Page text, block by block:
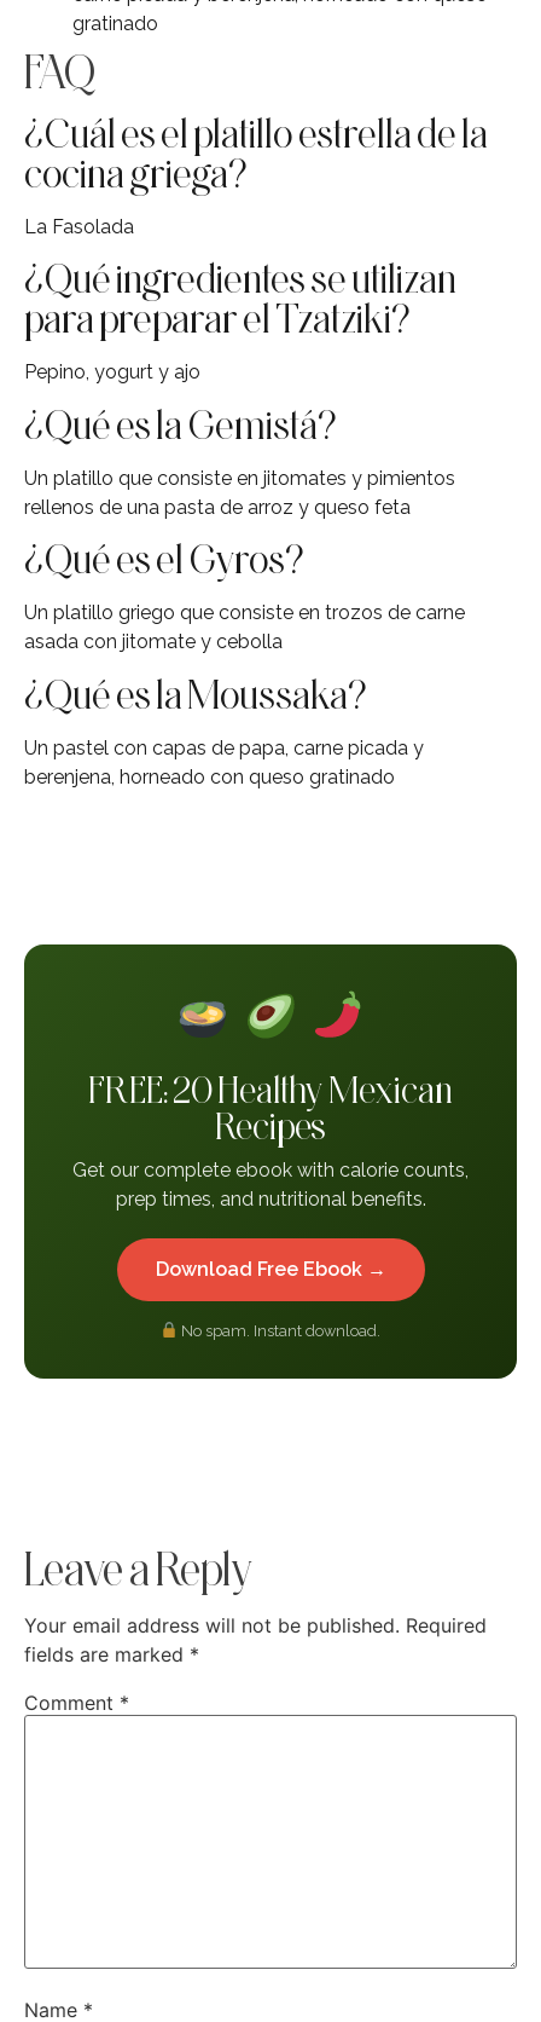
gratinado
FAQ
¿Cuál es el platillo estrella de la
cocina griega?
La Fasolada
¿Qué ingredientes se utilizan
para preparar el Tzatziki?
Pepino, yogurt y ajo
¿Qué es la Gemistá?
Un platillo que consiste en jitomates y pimientos
rellenos de una pasta de arroz y queso feta
¿Qué es el Gyros?
Un platillo griego que consiste en trozos de carne
asada con jitomate y cebolla
¿Qué es la Moussaka?
Un pastel con capas de papa, carne picada y
berenjena, horneado con queso gratinado
FREE: 20 Healthy Mexican
Recipes
Get our complete ebook with calorie counts,
prep times, and nutritional benefits.
Download Free Ebook →
No spam. Instant download.
Leave a Reply
Your email address will not be published. Required
fields are marked *
Comment *
Name *